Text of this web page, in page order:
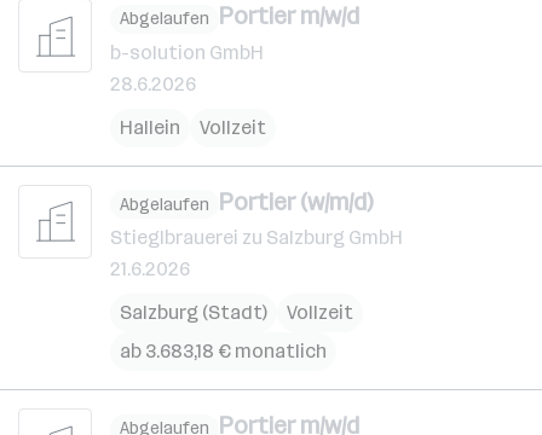
Abgelaufen Portier m/w/d
b-solution GmbH
28.6.2026
Hallein
Vollzeit
Abgelaufen Portier (w/m/d)
Stieglbrauerei zu Salzburg GmbH
21.6.2026
Salzburg (Stadt)
Vollzeit
ab 3.683,18 € monatlich
Abgelaufen Portier m/w/d